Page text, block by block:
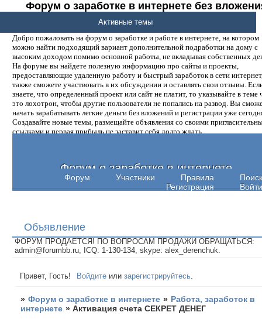
Форум о заработке в интернете без
денег.
Добро пожаловать на форум о заработке и работе в интернете, на котором
можно найти подходящий вариант дополнительной подработки на дому с
высоким доходом помимо основной работы, не вкладывая собственных
На форуме вы найдете полезную информацию про сайты и проекты,
предоставляющие удаленную работу и быстрый заработок в сети
также сможете участвовать в их обсуждении и оставлять свои отзывы.
знаете, что определенный проект или сайт не платит, то указывайте в теме
это лохотрон, чтобы другие пользователи не попались на развод. Вы
начать зарабатывать легкие деньги без вложений и регистрации уже
Создавайте новые темы, размещайте объявления со своими
ссылками и первая прибыль не заставит себя долго ждать.
Форум о заработке в интернете
Форум Участники Правила
Поиск
Регистрация
Войти
Активные темы
Объявление
ФОРУМ ПРОДАЕТСЯ! ПО ВОПРОСАМ ПРОДАЖИ ОБРАЩАТЬСЯ:
admin@forumbb.ru, ICQ: 1-130-134, skype: alex_derenchuk.
Привет, Гость! Войдите илизарегистрируйтесь
» Форум о заработке в интернете » Работа, заработок в
интернете »Активация счета СЕКРЕТ ДЕНЕГ